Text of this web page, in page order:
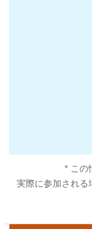
* この
実際に参加される